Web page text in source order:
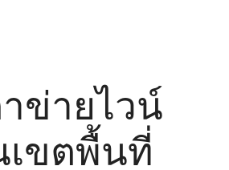
ข่ายไวน์
ขตพื้นที่